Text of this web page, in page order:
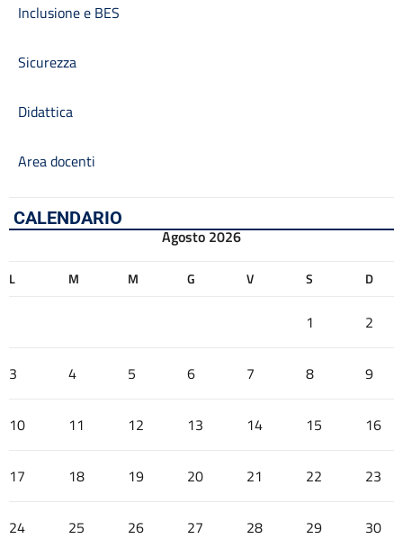
Inclusione e BES
Sicurezza
Didattica
Area docenti
CALENDARIO
Agosto 2026
L M M G V S D
1 2
3 4 5 6 7 8 9
10 11 12 13 14 15 16
17 18 19 20 21 22 23
24 25 26 27 28 29 30